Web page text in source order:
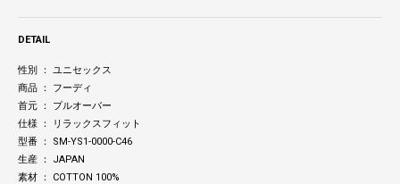
DETAIL
性別 ： ユニセックス
商品 ： フーディ
首元 ： プルオーバー
仕様 ： リラックスフィット
型番 ： SM-YS1-0000-C46
生産 ： JAPAN
素材 ： COTTON 100%